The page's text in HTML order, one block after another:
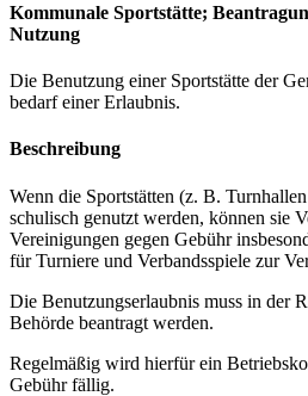
Kommunale Sportstätte;
Nutzung
Die Benutzung einer Sportstätte der
bedarf einer Erlaubnis.
Beschreibung
Wenn die Sportstätten (z. B.
schulisch genutzt werden, können sie
Vereinigungen gegen Gebühr
für Turniere und Verbandsspiele zur
Die Benutzungserlaubnis muss in der
Behörde beantragt werden.
Regelmäßig wird hierfür ein
Gebühr fällig.